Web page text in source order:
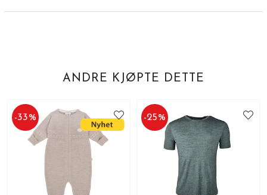
ANDRE KJØPTE DETTE
-33% -25%